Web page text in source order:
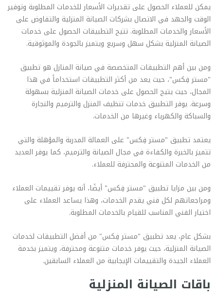
يمكن للعملاء الحصول على تقديرات الأسعار للخدمات المطلوبة وتوفير
الوقت والجهد في الاتصال بشركات الصيانة المنزلية والتفاوض على
الأسعار والخدمات المطلوبة. تتيح التطبيقات الحصول على خدمات
الصيانة المنزلية بشكل سهل وسريع ويتميز بالجودة والموثوقية.
ومن بين أهم التطبيقات المتخصصة في صيانة المنازل هو تطبيق
"مستر فِكس"، حيث يعد من أكثر التطبيقات استخداماً في هذا
المجال، حيث يتيح الحصول على خدمات الصيانة المنزلية بسهولة
وسرعة. يوفر التطبيق خدمات تنظيف المنزل والترميم والنجارة
والسباكة والكهرباء وغيرها من الخدمات.
يعتمد تطبيق "مستر فِكس" على العمالة المدربة والمؤهلة والتي
تتميز بالخبرة والكفاءة في مجال الصيانة والترميم، كما يوفر العديد
من الخدمات المتنوعة والمحترفة للعملاء.
ومن بين مزايا تطبيق "مستر فِكس" أيضًا، أنه يوفر تقييمات العملاء
ومراجعاتهم لكل فني يقدم الخدمات، وهذا يساعد العملاء على
اختيار الفني المناسب للقيام بالخدمات المطلوبة.
بشكل عام، يعد تطبيق "مستر فِكس" من أفضل التطبيقات لخدمات
الصيانة المنزلية، حيث يوفر خدمات متنوعة ومحترفة، ويتميز بخدمة
العملاء الجيدة والتقييمات الإيجابية من العملاء السابقين.
باقات الصيانة المنزلية